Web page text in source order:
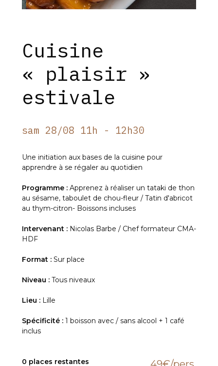
Cuisine
« plaisir »
estivale
sam 28/08 11h - 12h30
Une initiation aux bases de la cuisine pour
apprendre à se régaler au quotidien
Programme : Apprenez à réaliser un tataki de thon
au sésame, taboulet de chou-fleur / Tatin d'abricot
au thym-citron- Boissons incluses
Intervenant : Nicolas Barbe / Chef formateur CMA-
HDF
Format : Sur place
Niveau : Tous niveaux
Lieu : Lille
Spécificité : 1 boisson avec / sans alcool + 1 café
inclus
0 places restantes